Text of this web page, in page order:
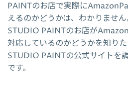
PAINTのお店で実際に
えるのかどうかは、わかりませ
STUDIO PAINTのお店が
対応しているのかどうかを知り
STUDIO PAINTの公式サイトを
です。